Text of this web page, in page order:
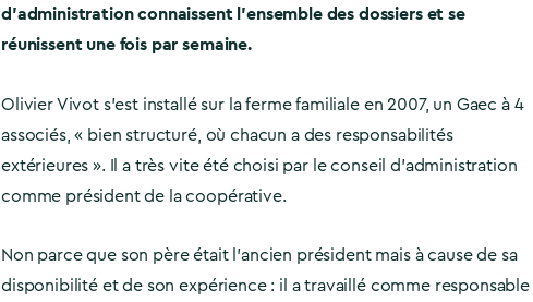
d’administration connaissent l’ensemble des dossiers et se
réunissent une fois par semaine.
Olivier Vivot s’est installé sur la ferme familiale en 2007, un Gaec à 4
associés, « bien structuré, où chacun a des responsabilités
extérieures ». Il a très vite été choisi par le conseil d’administration
comme président de la coopérative.
Non parce que son père était l’ancien président mais à cause de sa
disponibilité et de son expérience : il a travaillé comme responsable